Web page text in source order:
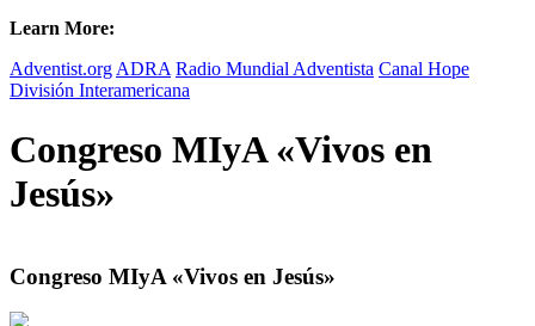
Learn More:
Adventist.org ADRA Radio Mundial Adventista Canal Hope
División Interamericana
Congreso MIyA «Vivos en
Jesús»
Congreso MIyA «Vivos en Jesús»